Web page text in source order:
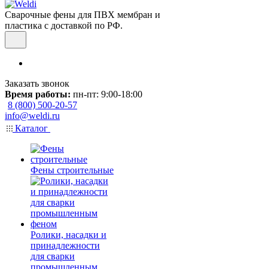
Сварочные фены для ПВХ мембран и
пластика с доставкой по РФ.
Заказать звонок
Время работы: пн-пт: 9:00-18:00
8 (800) 500-20-57
info@weldi.ru
Каталог
Фены строительные
Ролики, насадки и
принадлежности
для сварки
промышленным